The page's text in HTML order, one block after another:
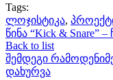
Tags:
ლოჯისტიკა,
წინა “Kick & Snare”
Back to list
შემდეგი
დახურვა